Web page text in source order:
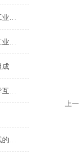
油压传感器压阻传感机制、工业工况适配与标准化运维管理
油压传感器广泛应用于各种工业自控环境
成
拉力传感器：高可靠性与优异互换性的技术解析
试验机传感器：力学性能测试的核心组件解析
上